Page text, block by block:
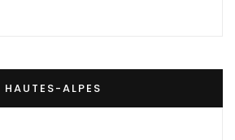
HAUTES-ALPES